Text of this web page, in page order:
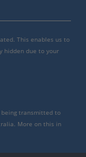
This enables us to
hidden due to your
being transmitted to
More on this in